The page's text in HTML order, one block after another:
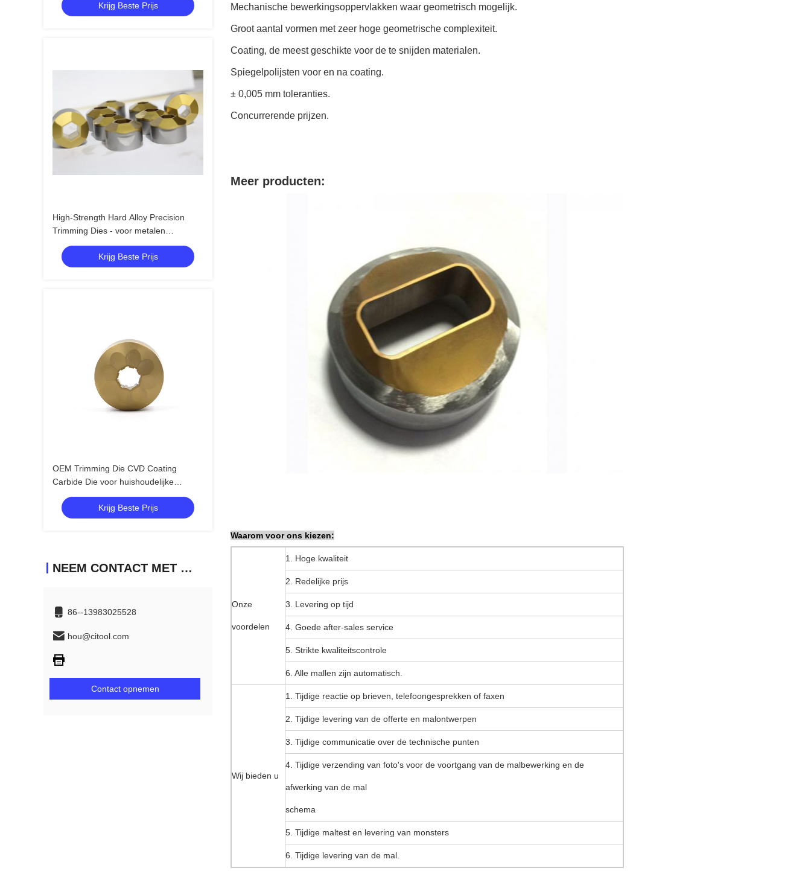
snelheid single-stroke rand trimming
Krijg Beste Prijs
High-Strength Hard Alloy Precision
Trimming Dies - voor metalen
stempende onderdelen en gesmeed
blanco's, automobiel- en
apparatuurproductie toepassingen
Krijg Beste Prijs
OEM Trimming Die CVD Coating
Carbide Die voor huishoudelijke
productvorm
Krijg Beste Prijs
NEEM CONTACT MET ONS OP
86--13983025528
hou@citool.com
Contact opnemen
Mechanische bewerkingsoppervlakken waar geometrisch mogelijk.
Groot aantal vormen met zeer hoge geometrische complexiteit.
Coating, de meest geschikte voor de te snijden materialen.
Spiegelpolijsten voor en na coating.
± 0,005 mm toleranties.
Concurrerende prijzen.
Meer producten:
Waarom voor ons kiezen:
Onze
voordelen
1. Hoge kwaliteit
2. Redelijke prijs
3. Levering op tijd
4. Goede after-sales service
5. Strikte kwaliteitscontrole
6. Alle mallen zijn automatisch.
Wij bieden u
1. Tijdige reactie op brieven, telefoongesprekken of faxen
2. Tijdige levering van de offerte en malontwerpen
3. Tijdige communicatie over de technische punten
4. Tijdige verzending van foto's voor de voortgang van de malbewerking en de
afwerking van de mal
schema
5. Tijdige maltest en levering van monsters
6. Tijdige levering van de mal.